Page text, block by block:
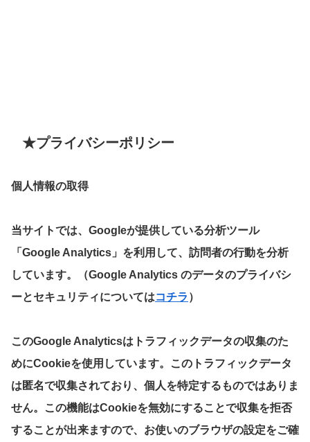
★プライバシーポリシー
個人情報の取得
当サイトでは、Googleが提供している分析ツール
「Google Analytics」を利用して、訪問者の行動を分析
しています。（Google Analytics のデータのプライバシ
ーとセキュリティについてはコチラ ）
このGoogle Analyticsはトラフィックデータの収集のた
めにCookieを使用しています。このトラフィックデータ
は匿名で収集されており、個人を特定するものではありま
せん。この機能はCookieを無効にすることで収集を拒否
することが出来ますので、お使いのブラウザの設定をご確